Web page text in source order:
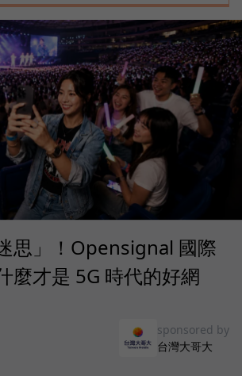
思」！Opensignal 國際
麼才是 5G 時代的好網
sponsored by
台灣大哥大